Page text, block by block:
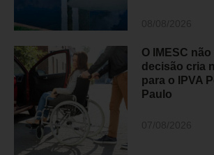
O IMESC
decisão cria
para o IPVA
Paulo